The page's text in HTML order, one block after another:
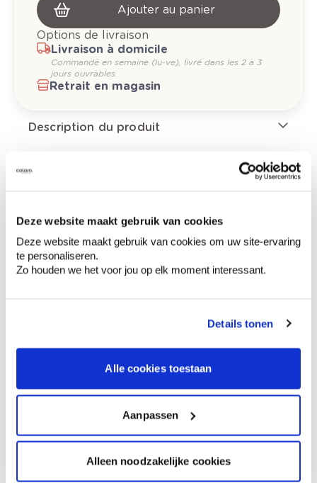
Deze website maakt gebruik van cookies
Deze website maakt gebruik van cookies om uw site-ervaring
te personaliseren.
Zo houden we het voor jou op elk moment interessant.
Details tonen
Alle cookies toestaan
Aanpassen
Alleen noodzakelijke cookies
Ajouter au panier
Options de livraison
Livraison à domicile
Commandé en semaine (lu-ve), livré dans les 2 à 3
jours ouvrables.
Retrait en magasin
Description du produit
Préparation
Liquide et vapeurs inflammables., Nocif pour
les organismes aquatiques, entraîne des
portée des enfants., Tenir à l’écart de la
chaleur, des surfaces chaudes, des étincelles,